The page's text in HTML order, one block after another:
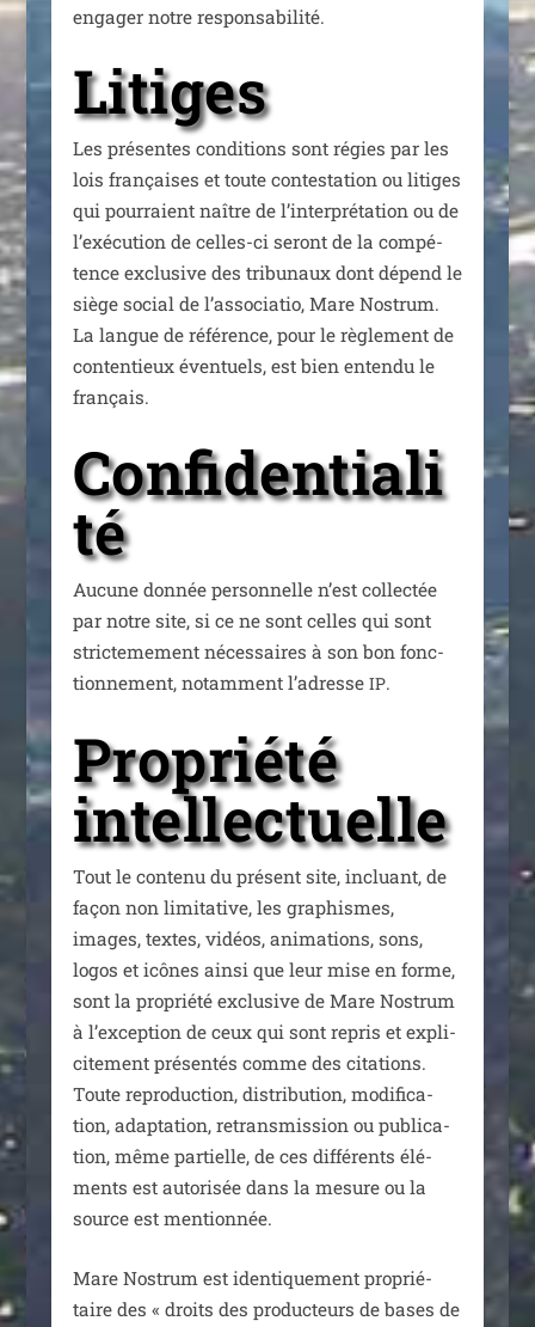
enga­ger notre responsabilité.
Litiges
Les pré­sentes condi­tions sont régies par les
lois fran­çaises et toute contes­ta­tion ou litiges
qui pour­raient naître de l’in­ter­pré­ta­tion ou de
l’exé­cu­tion de celles-ci seront de la com­pé­
tence exclu­sive des tri­bu­naux dont dépend le
siège social de l’as­so­cia­tio, Mare Nostrum.
La langue de réfé­rence, pour le règle­ment de
conten­tieux éven­tuels, est bien enten­du le
français.
Confidentiali
té
Aucune don­née per­son­nelle n’est col­lec­tée
par notre site, si ce ne sont celles qui sont
stric­te­me­ment néces­saires à son bon fonc­
tion­ne­ment, notam­ment l’a­dresse IP.
Propriété
intellectuelle
Tout le conte­nu du pré­sent site, incluant, de
façon non limi­ta­tive, les gra­phismes,
images, textes, vidéos, ani­ma­tions, sons,
logos et icônes ain­si que leur mise en forme,
sont la pro­prié­té exclu­sive de Mare Nostrum
à l’ex­cep­tion de ceux qui sont repris et expli­
ci­te­ment pré­sen­tés comme des cita­tions.
Toute repro­duc­tion, dis­tri­bu­tion, modi­fi­ca­
tion, adap­ta­tion, retrans­mis­sion ou publi­ca­
tion, même par­tielle, de ces dif­fé­rents élé­
ments est auto­ri­sée dans la mesure ou la
source est mentionnée.
Mare Nostrum est iden­ti­que­ment pro­prié­
taire des « droits des pro­duc­teurs de bases de